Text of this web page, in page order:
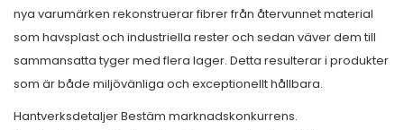
nya varumärken rekonstruerar fibrer från återvunnet material
som havsplast och industriella rester och sedan väver dem till
sammansatta tyger med flera lager. Detta resulterar i produkter
som är både miljövänliga och exceptionellt hållbara.
Hantverksdetaljer Bestäm marknadskonkurrens.